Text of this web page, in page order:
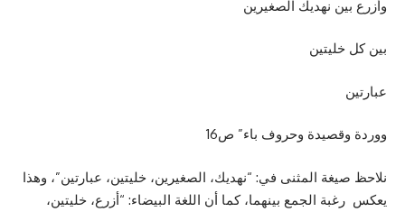
وأزرع بين نهديك الصغيرين
بين كل خليتين
عبارتين
ووردة وقصيدة وحروف باء” ص16
نلاحظ صيغة المثنى في: “نهديك، الصغيرين، خليتين، عبارتين”، وهذا
يعكس رغبة الجمع بينهما، كما أن اللغة البيضاء: “أزرع، خليتين،